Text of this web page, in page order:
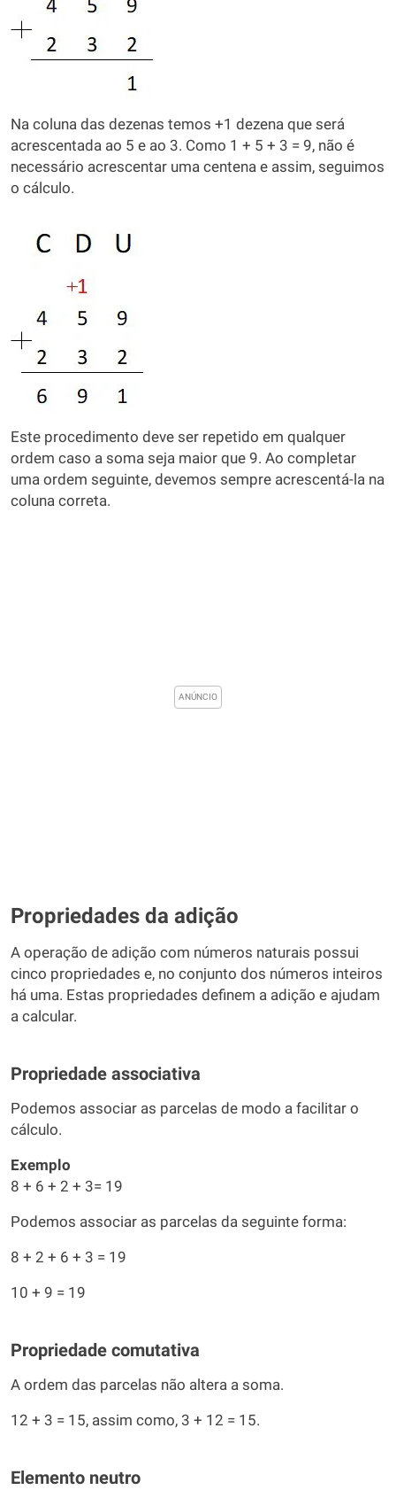
Na coluna das dezenas temos +1 dezena que será
acrescentada ao 5 e ao 3. Como 1 + 5 + 3 = 9, não é
necessário acrescentar uma centena e assim, seguimos
o cálculo.
Este procedimento deve ser repetido em qualquer
ordem caso a soma seja maior que 9. Ao completar
uma ordem seguinte, devemos sempre acrescentá-la na
coluna correta.
Propriedades da adição
A operação de adição com números naturais possui
cinco propriedades e, no conjunto dos números inteiros
há uma. Estas propriedades definem a adição e ajudam
a calcular.
Propriedade associativa
Podemos associar as parcelas de modo a facilitar o
cálculo.
Exemplo
8 + 6 + 2 + 3= 19
Podemos associar as parcelas da seguinte forma:
8 + 2 + 6 + 3 = 19
10 + 9 = 19
Propriedade comutativa
A ordem das parcelas não altera a soma.
12 + 3 = 15, assim como, 3 + 12 = 15.
Elemento neutro